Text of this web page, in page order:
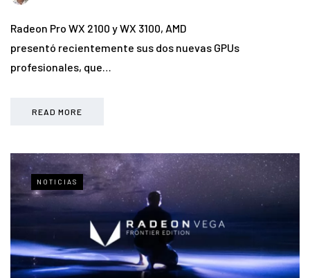
Radeon Pro WX 2100 y WX 3100, AMD
presentó recientemente sus dos nuevas GPUs
profesionales, que…
READ MORE
NOTICIAS